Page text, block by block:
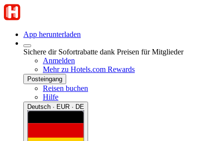
App herunterladen
Sichere dir Sofortrabatte dank Preisen für Mitglieder
Anmelden
Mehr zu Hotels.com Rewards
Posteingang
Reisen buchen
Hilfe
Deutsch · EUR · DE